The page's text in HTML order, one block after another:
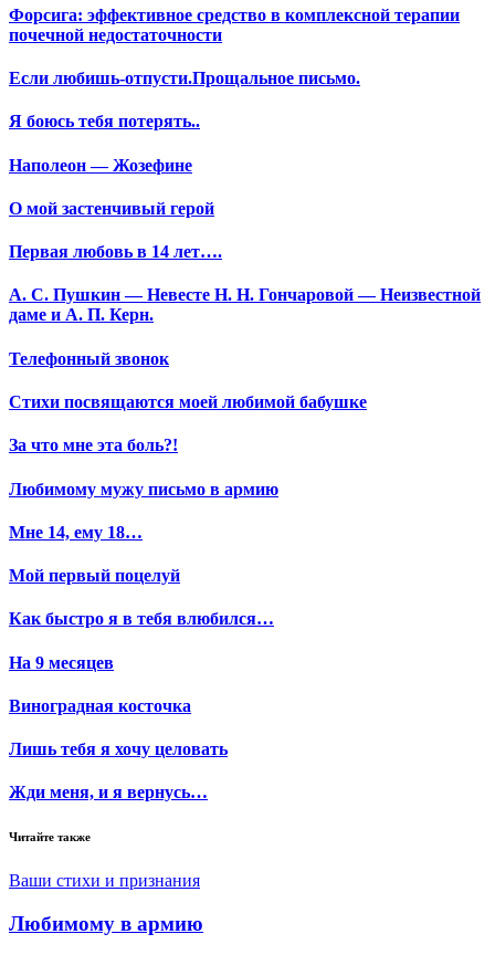
Форсига: эффективное средство в комплексной терапии
почечной недостаточности
Если любишь-отпусти.Прощальное письмо.
Я боюсь тебя потерять..
Наполеон — Жозефине
О мой застенчивый герой
Первая любовь в 14 лет….
А. С. Пушкин — Невесте Н. Н. Гончаровой — Неизвестной
даме и А. П. Керн.
Телефонный звонок
Стихи посвящаются моей любимой бабушке
За что мне эта боль?!
Любимому мужу письмо в армию
Мне 14, ему 18…
Мой первый поцелуй
Как быстро я в тебя влюбился…
На 9 месяцев
Виноградная косточка
Лишь тебя я хочу целовать
Жди меня, и я вернусь…
Читайте также
Ваши стихи и признания
Любимому в армию